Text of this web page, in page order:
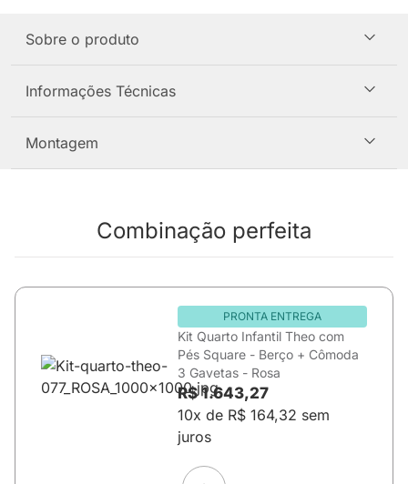
Sobre o produto
Informações Técnicas
Montagem
Combinação perfeita
PRONTA ENTREGA
Kit Quarto Infantil Theo com
Pés Square - Berço + Cômoda
3 Gavetas - Rosa
R$ 1.643,27
10x de R$ 164,32 sem
juros